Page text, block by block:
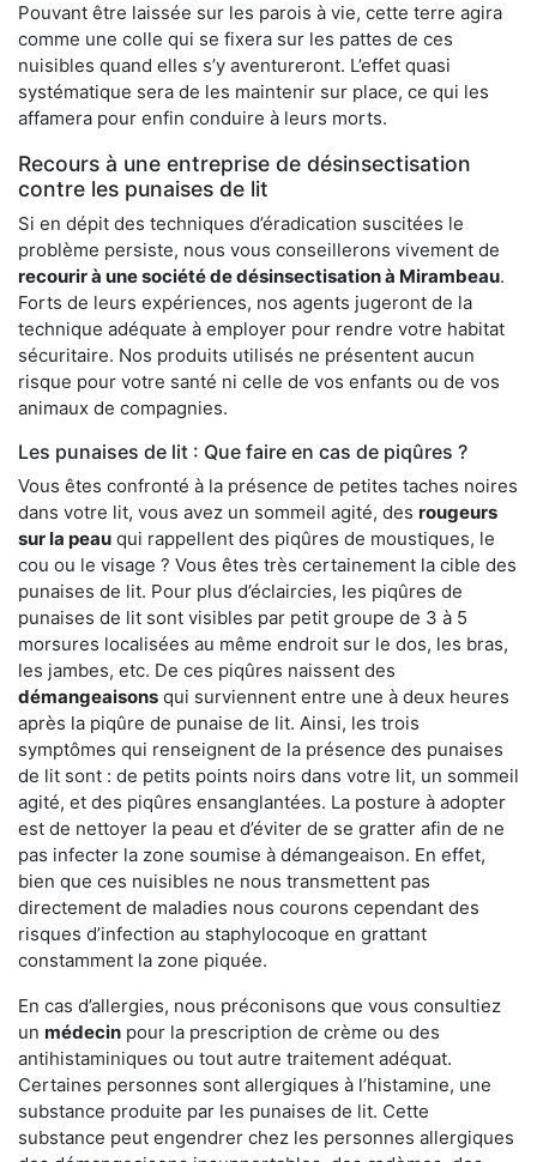
Pouvant être laissée sur les parois à vie, cette terre agira
comme une colle qui se fixera sur les pattes de ces
nuisibles quand elles s’y aventureront. L’effet quasi
systématique sera de les maintenir sur place, ce qui les
affamera pour enfin conduire à leurs morts.
Recours à une entreprise de désinsectisation
contre les punaises de lit
Si en dépit des techniques d’éradication suscitées le
problème persiste, nous vous conseillerons vivement de
recourir à une société de désinsectisation à Mirambeau.
Forts de leurs expériences, nos agents jugeront de la
technique adéquate à employer pour rendre votre habitat
sécuritaire. Nos produits utilisés ne présentent aucun
risque pour votre santé ni celle de vos enfants ou de vos
animaux de compagnies.
Les punaises de lit : Que faire en cas de piqûres ?
Vous êtes confronté à la présence de petites taches noires
dans votre lit, vous avez un sommeil agité, des rougeurs
sur la peau qui rappellent des piqûres de moustiques, le
cou ou le visage ? Vous êtes très certainement la cible des
punaises de lit. Pour plus d’éclaircies, les piqûres de
punaises de lit sont visibles par petit groupe de 3 à 5
morsures localisées au même endroit sur le dos, les bras,
les jambes, etc. De ces piqûres naissent des
démangeaisons qui surviennent entre une à deux heures
après la piqûre de punaise de lit. Ainsi, les trois
symptômes qui renseignent de la présence des punaises
de lit sont : de petits points noirs dans votre lit, un sommeil
agité, et des piqûres ensanglantées. La posture à adopter
est de nettoyer la peau et d’éviter de se gratter afin de ne
pas infecter la zone soumise à démangeaison. En effet,
bien que ces nuisibles ne nous transmettent pas
directement de maladies nous courons cependant des
risques d’infection au staphylocoque en grattant
constamment la zone piquée.
En cas d’allergies, nous préconisons que vous consultiez
un médecin pour la prescription de crème ou des
antihistaminiques ou tout autre traitement adéquat.
Certaines personnes sont allergiques à l’histamine, une
substance produite par les punaises de lit. Cette
substance peut engendrer chez les personnes allergiques